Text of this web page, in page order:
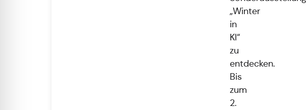
„Winter
in
KI“
zu
entdecken.
Bis
zum
2.